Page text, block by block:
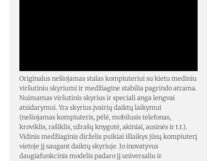
Originalus nešiojamas stalas kompiuteriui su kietu mediniu
viršutiniu skyriumi ir medžiagine stabilia pagrindo atrama.
Nuimamas viršutinis skyrius ir speciali anga lengvai
atsidarymui. Yra skyrius įvairių daiktų laikymui
(nešiojamas kompiuteris, pėlė, mobilusis telefonas,
kroviklis, rašiklis, užrašų knygutė, akiniai, ausinės ir t.t.).
Vidinis medžiaginis dirželis puikiai išlaikys jūsų kompiuterį
vietoje jį saugant daiktų skyriuje. Jo inovatyvus
daugiafunkcinis modelis padaro jį universaliu ir